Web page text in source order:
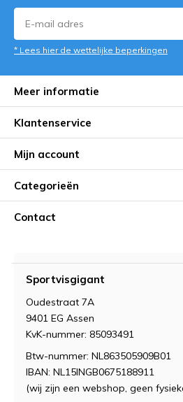
* Lees hier de wettelijke beperkingen
Meer informatie
Klantenservice
Mijn account
Categorieën
Contact
Sportvisgigant
Oudestraat 7A
9401 EG Assen
KvK-nummer: 85093491
Btw-nummer: NL863505909B01
IBAN: NL15INGB0675188911
(wij zijn een webshop, geen